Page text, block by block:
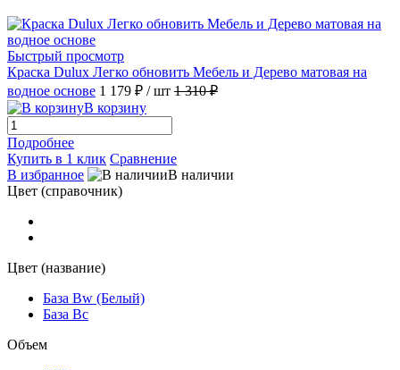
Быстрый просмотр
Краска Dulux Легко обновить Мебель и Дерево матовая на
водное основе 1 179 ₽ / шт 1 310 ₽
В корзину
Подробнее
Купить в 1 клик Сравнение
В избранное
В наличии
Цвет (справочник)
Цвет (название)
База Bw (Белый)
База Bc
Объем